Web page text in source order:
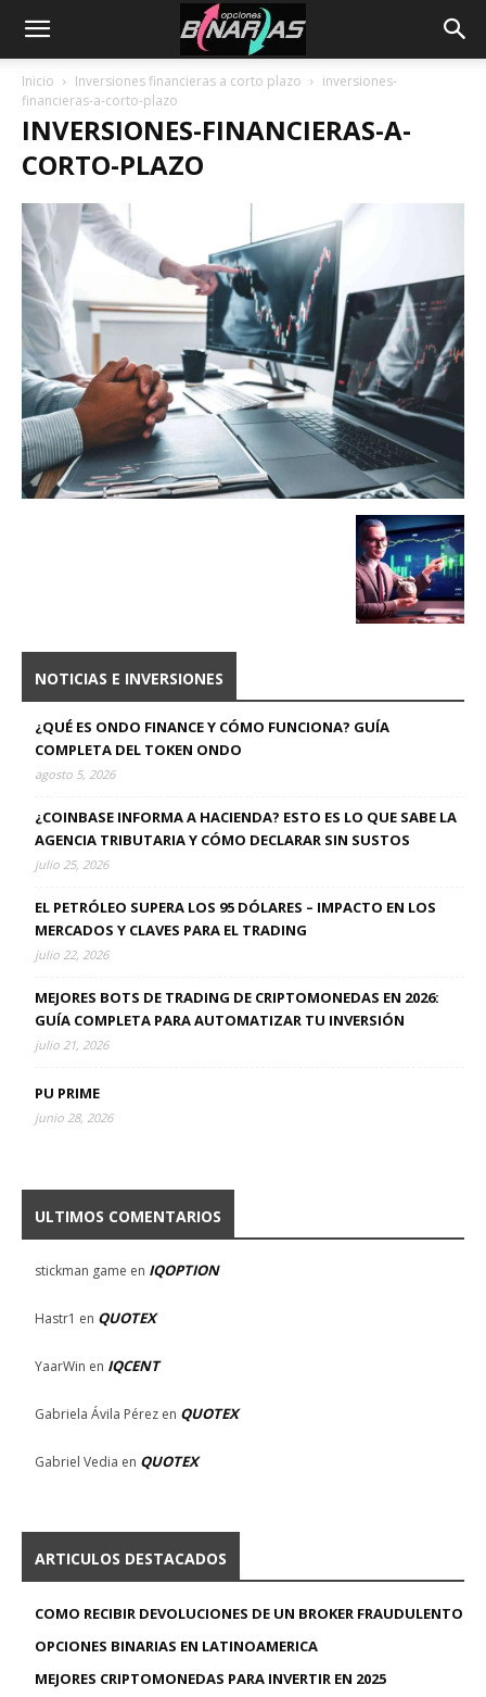
Inicio Inversiones financieras a corto plazo
inversiones-
financieras-a-corto-plazo
INVERSIONES-FINANCIERAS-A-
CORTO-PLAZO
NOTICIAS E INVERSIONES
¿QUÉ ES ONDO FINANCE Y CÓMO FUNCIONA? GUÍA
COMPLETA DEL TOKEN ONDO
agosto 5, 2026
¿COINBASE INFORMA A HACIENDA? ESTO ES LO QUE SABE LA
AGENCIA TRIBUTARIA Y CÓMO DECLARAR SIN SUSTOS
julio 25, 2026
EL PETRÓLEO SUPERA LOS 95 DÓLARES – IMPACTO EN LOS
MERCADOS Y CLAVES PARA EL TRADING
julio 22, 2026
MEJORES BOTS DE TRADING DE CRIPTOMONEDAS EN 2026:
GUÍA COMPLETA PARA AUTOMATIZAR TU INVERSIÓN
julio 21, 2026
PU PRIME
junio 28, 2026
ULTIMOS COMENTARIOS
stickman game en IQOPTION
Hastr1 en QUOTEX
YaarWin en IQCENT
Gabriela Ávila Pérez en QUOTEX
Gabriel Vedia en QUOTEX
ARTICULOS DESTACADOS
COMO RECIBIR DEVOLUCIONES DE UN BROKER FRAUDULENTO
OPCIONES BINARIAS EN LATINOAMERICA
MEJORES CRIPTOMONEDAS PARA INVERTIR EN 2025